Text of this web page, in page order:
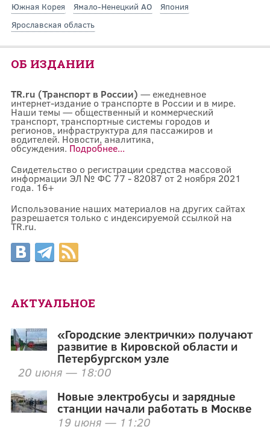
Южная Корея
Ямало-Ненецкий АО
Япония
Ярославская область
ОБ ИЗДАНИИ
TR.ru (Транспорт в России) — ежедневное
интернет-издание о транспорте в России и в мире.
Наши темы — общественный и коммерческий
транспорт, транспортные системы городов и
регионов, инфраструктура для пассажиров и
водителей. Новости, аналитика,
обсуждения. Подробнее...
Свидетельство о регистрации средства массовой
информации ЭЛ № ФС 77 - 82087 от 2 ноября 2021
года. 16+
Использование наших материалов на других сайтах
разрешается только с индексируемой ссылкой на
TR.ru.
АКТУАЛЬНОЕ
«Городские электрички» получают
развитие в Кировской области и
Петербургском узле
20 июня — 18:00
Новые электробусы и зарядные
станции начали работать в Москве
19 июня — 11:20